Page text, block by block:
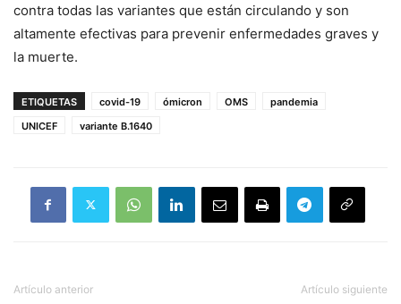
contra todas las variantes que están circulando y son
altamente efectivas para prevenir enfermedades graves y
la muerte.
ETIQUETAS covid-19 ómicron OMS
pandemia
UNICEF
variante B.1640
Artículo anterior Artículo siguiente